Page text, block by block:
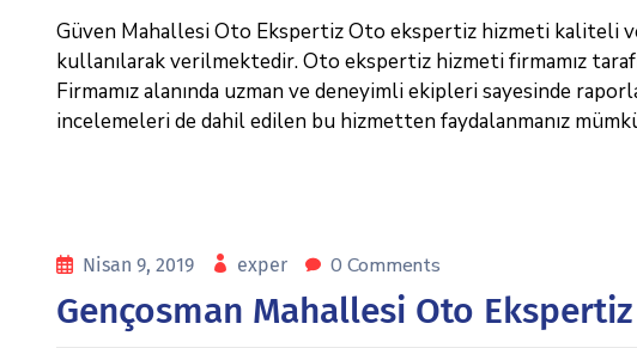
Güven Mahallesi Oto Ekspertiz Oto ekspertiz hizmeti kaliteli
kullanılarak verilmektedir. Oto ekspertiz hizmeti firmamız
Firmamız alanında uzman ve deneyimli ekipleri sayesinde
incelemeleri de dahil edilen bu hizmetten faydalanmanız
Nisan 9, 2019 exper 0 Comments
Gençosman Mahallesi Oto Ekspertiz